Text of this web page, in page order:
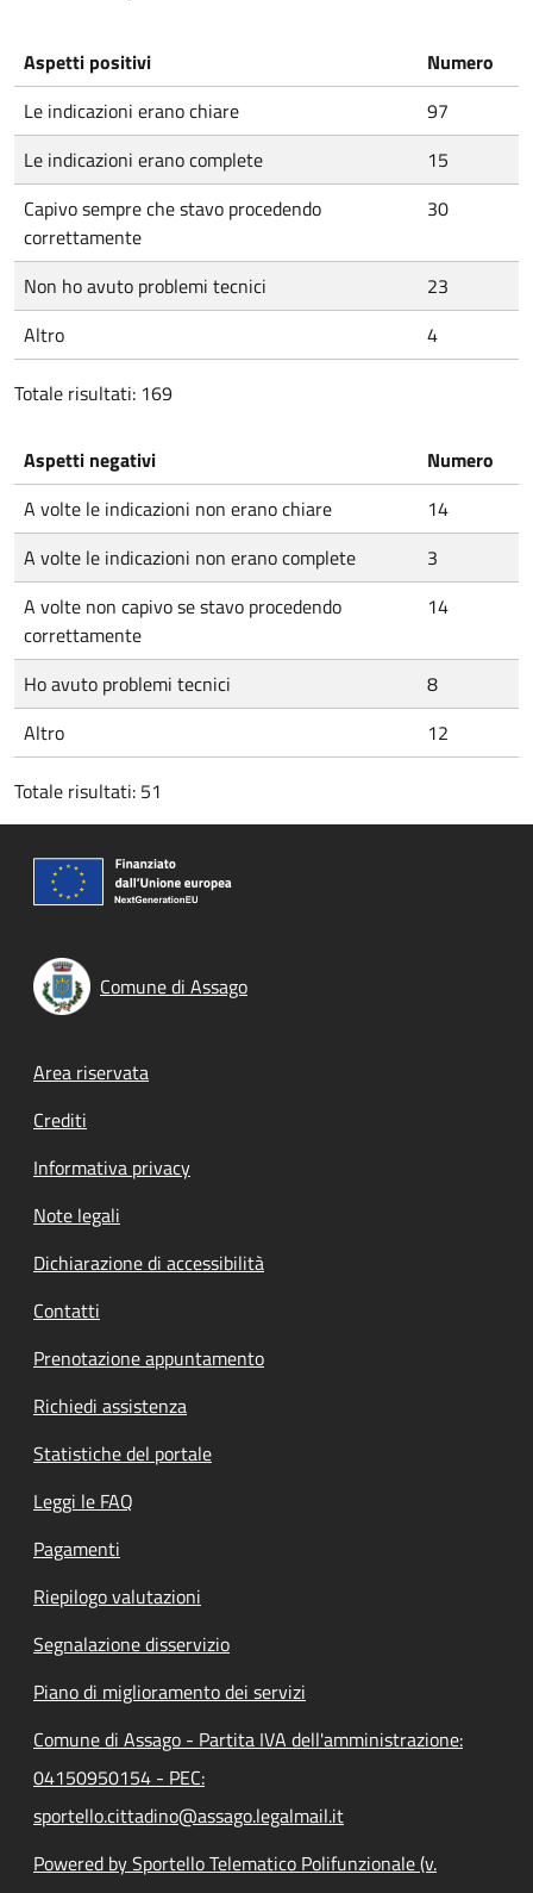
Aspetti positivi
Numero
Le indicazioni erano chiare
97
Le indicazioni erano complete
15
Capivo sempre che stavo procedendo
correttamente
30
Non ho avuto problemi tecnici
23
Altro
4
Totale risultati: 169
Aspetti negativi
Numero
A volte le indicazioni non erano chiare
14
A volte le indicazioni non erano complete
3
A volte non capivo se stavo procedendo
correttamente
14
Ho avuto problemi tecnici
8
Altro
12
Totale risultati: 51
Comune di Assago
Footer menu
Area riservata
Crediti
Informativa privacy
Note legali
Dichiarazione di accessibilità
Contatti
Prenotazione appuntamento
Richiedi assistenza
Statistiche del portale
Leggi le FAQ
Pagamenti
Riepilogo valutazioni
Segnalazione disservizio
Piano di miglioramento dei servizi
Comune di Assago - Partita IVA dell'amministrazione:
04150950154 - PEC:
sportello.cittadino@assago.legalmail.it
Powered by Sportello Telematico Polifunzionale (v.